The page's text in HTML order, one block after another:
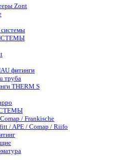
Zont
фитинги
труба
THERM S
/ Frankische
/ APE / Comap / Riifo